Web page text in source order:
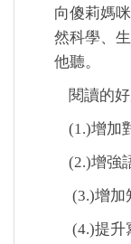
向傻莉媽
然科學、
他聽。
閱讀的好
(1.)增加對
(2.)增強
(3.)增加
(4.)提升